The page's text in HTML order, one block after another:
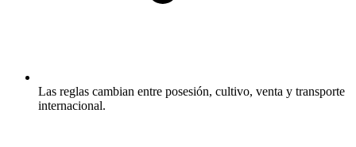
Las reglas cambian entre posesión, cultivo, venta y transporte
internacional.